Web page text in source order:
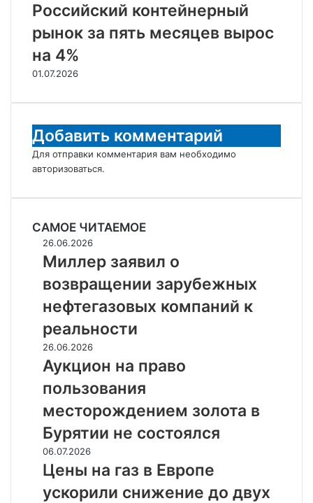
Российский контейнерный
рынок за пять месяцев вырос
на 4%
01.07.2026
Добавить комментарий
Для отправки комментария вам необходимо
авторизоваться.
САМОЕ ЧИТАЕМОЕ
Миллер
заявил
возвращении
зарубежных
нефтегазовых
компаний
к
реальности
26.06.2026
Миллер заявил о
возвращении зарубежных
нефтегазовых компаний к
реальности
Аукцион
на
право
пользования
месторождением
золота
в
Бурятии
не
состоялся
26.06.2026
Аукцион на право
пользования
месторождением золота в
Бурятии не состоялся
Цены
на
газ
в
06.07.2026
Цены на газ в Европе
ускорили снижение до двух